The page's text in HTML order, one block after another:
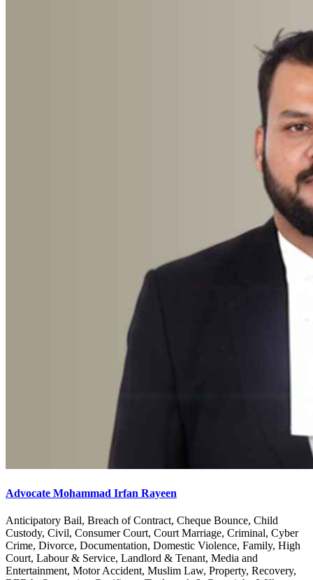
Advocate Mohammad Irfan Rayeen
Anticipatory Bail, Breach of Contract, Cheque Bounce, Child
Custody, Civil, Consumer Court, Court Marriage, Criminal, Cyber
Crime, Divorce, Documentation, Domestic Violence, Family, High
Court, Labour & Service, Landlord & Tenant, Media and
Entertainment, Motor Accident, Muslim Law, Property, Recovery,